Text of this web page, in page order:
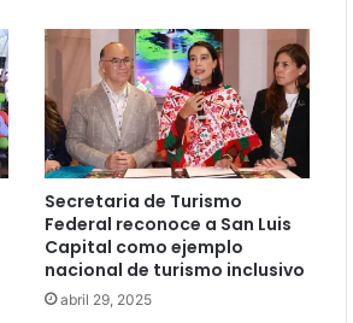
Secretaria de Turismo
Federal reconoce a San Luis
Capital como ejemplo
nacional de turismo inclusivo
abril 29, 2025